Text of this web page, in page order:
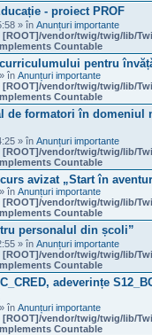
- proiect PROF
» în Anunțuri importante
[ROOT]/vendor/twig/twig/lib/
Countable
pentru
în Anunțuri importante
[ROOT]/vendor/twig/twig/lib/
Countable
de formatori în domeniul
» în Anunțuri importante
[ROOT]/vendor/twig/twig/lib/
Countable
avizat „Start în
în Anunțuri importante
[ROOT]/vendor/twig/twig/lib/
Countable
personalul din școli”
» în Anunțuri importante
[ROOT]/vendor/twig/twig/lib/
Countable
adeverințe
în Anunțuri importante
[ROOT]/vendor/twig/twig/lib/
Countable